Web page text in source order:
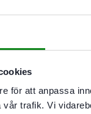
för att anpassa
trafik. Vi